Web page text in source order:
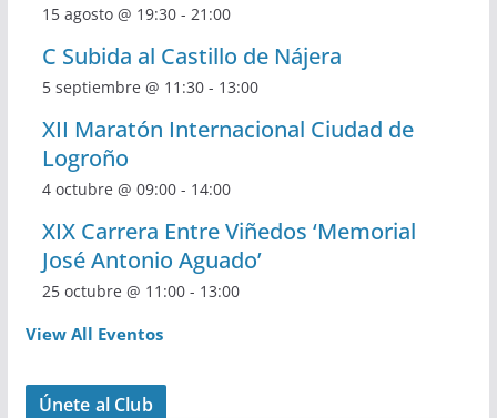
15 agosto @ 19:30- 21:00
C Subida al Castillo de Nájera
5 septiembre @ 11:30- 13:00
XII Maratón Internacional Ciudad de
Logroño
4 octubre @ 09:00- 14:00
XIX Carrera Entre Viñedos ‘Memorial
José Antonio Aguado’
25 octubre @ 11:00- 13:00
View All Eventos
Únete al Club